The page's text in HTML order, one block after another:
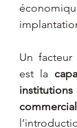
Un facteur
est la